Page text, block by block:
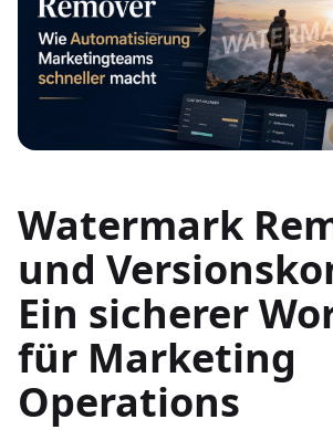
Watermark
und
Ein sicherer
für Marketing
Operations